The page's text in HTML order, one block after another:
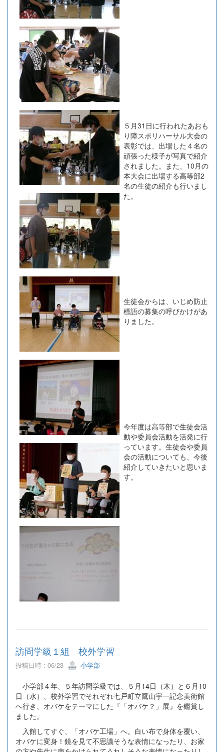
５月31日に行われたあおも
り障スポリハーサル大会の
表彰では、出場した４名の
頑張った様子が写真で紹介
されました。また、10月の
本大会に出場する高等部2
名の生徒の紹介も行いまし
た。
生徒会からは、いじめ防止
標語の募集の呼びかけがあ
りました。
今年度は高等部で生徒会活
動や委員会活動を活発に行
っています。生徒会や委員
会の活動についても、今後
紹介していきたいと思いま
す。
訪問学級１組 校外学習
投稿日時 : 06/23 小学部
小学部４年、５年訪問学級では、５月14日（木）と６月10
日（水）、校外学習でそれぞれ七戸町立鷹山宇一記念美術館
へ行き、オバケをテーマにした『「オバケ？」展』を鑑賞し
ました。
入館してすぐ、「オバケ工場」へ。白い布で身体を覆い、
オバケに変身！鏡を見て不思議そうな表情になったり、お家